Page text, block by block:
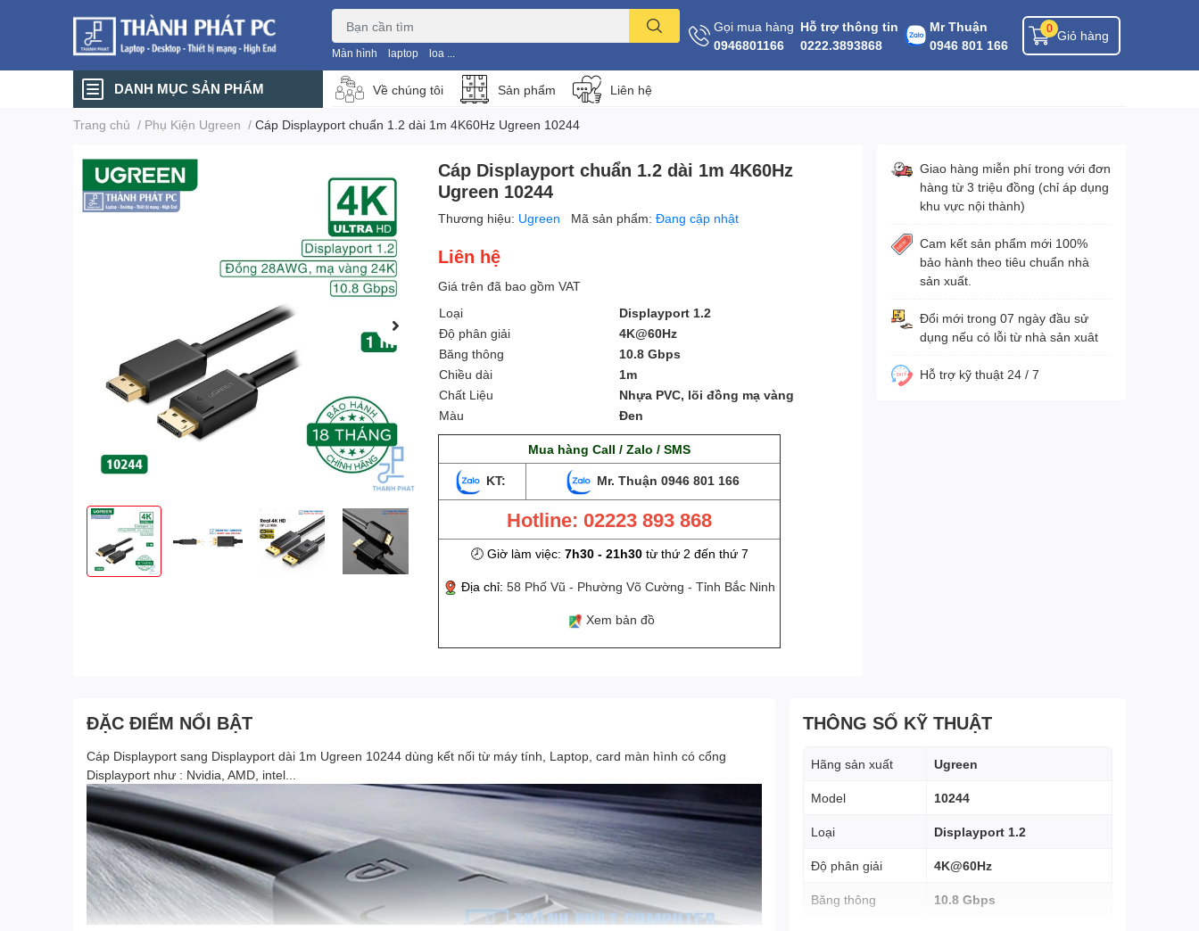
Màn hình laptop loa ...
Gọi mua hàng
0946801166
Hỗ trợ thông tin
0222.3893868
Mr Thuận
0946 801 166
Giỏ hàng
0
DANH MỤC SẢN PHẨM Về chúng tôi Sản phẩm Liên hệ
Trang chủ / Phụ Kiện Ugreen / Cáp Displayport chuẩn 1.2 dài 1m 4K60Hz Ugreen 10244
Cáp Displayport chuẩn 1.2 dài 1m 4K60Hz
Ugreen 10244
Thương hiệu: Ugreen Mã sản phẩm:Đang cập nhật
Liên hệ
Giá trên đã bao gồm VAT
Loại
Displayport 1.2
Độ phân giải
4K@60Hz
Băng thông
10.8 Gbps
Chiều dài
1m
Chất Liệu
Nhựa PVC, lõi đồng mạ vàng
Màu
Đen
Mua hàng Call / Zalo / SMS
KT: Mr. Thuận0946 801 166
Hotline: 02223 893 868
🕗 Giờ làm việc: 7h30 - 21h30từ thứ 2 đến thứ 7
Địa chỉ:58 Phố Vũ - Phường Võ Cường - Tỉnh Bắc Ninh
Xem bản đồ
Giao hàng miễn phí trong với đơn
hàng từ 3 triệu đồng (chỉ áp dụng
khu vực nội thành)
Cam kết sản phẩm mới 100%
bảo hành theo tiêu chuẩn nhà
sản xuất.
Đổi mới trong 07 ngày đầu sử
dụng nếu có lỗi từ nhà sản xuât
Hỗ trợ kỹ thuật 24 / 7
ĐẶC ĐIỂM NỔI BẬT
Cáp Displayport sang Displayport dài 1m Ugreen 10244 dùng kết nối từ máy tính, Laptop, card màn hình có cổng
Displayport như : Nvidia, AMD, intel...
THÔNG SỐ KỸ THUẬT
Hãng sản xuất Ugreen
Model 10244
Loại Displayport 1.2
Độ phân giải 4K@60Hz
Băng thông 10.8 Gbps